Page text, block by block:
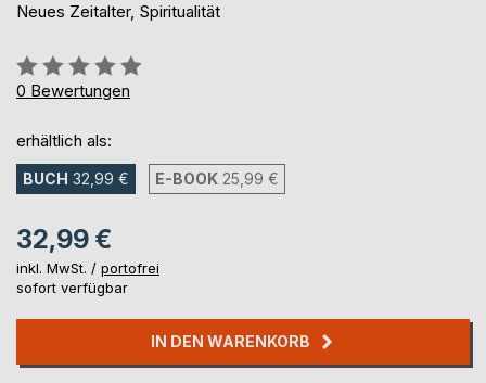
Neues Zeitalter, Spiritualität
Bewertung::
0%
0 Bewertungen
erhältlich als:
BUCH 32,99 € E-BOOK 25,99 €
32,99 €
inkl. MwSt. / portofrei
sofort verfügbar
IN DEN WARENKORB